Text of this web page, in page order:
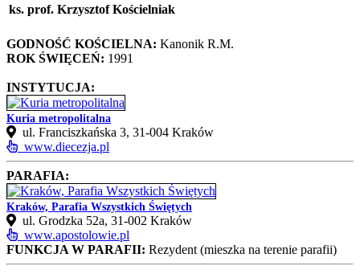
ks. prof. Krzysztof Kościelniak
GODNOŚĆ KOŚCIELNA: Kanonik R.M.
ROK ŚWIĘCEŃ: 1991
INSTYTUCJA:
Kuria metropolitalna
ul. Franciszkańska 3, 31-004 Kraków
www.diecezja.pl
PARAFIA:
Kraków, Parafia Wszystkich Świętych
ul. Grodzka 52a, 31‑002 Kraków
www.apostolowie.pl
FUNKCJA W PARAFII: Rezydent (mieszka na terenie parafii)